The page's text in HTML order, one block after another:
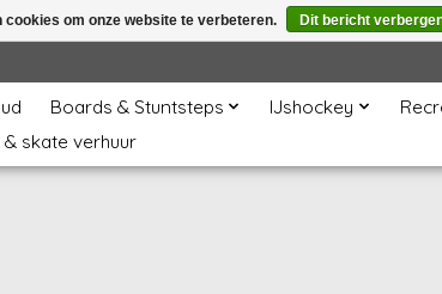
Boards & Stuntsteps IJshockey
& skate verhuur
om onze website te verbeteren. Dit bericht